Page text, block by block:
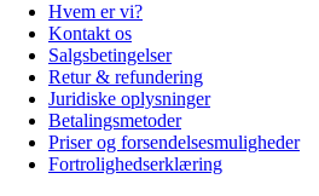
Hvem er vi?
Kontakt os
Salgsbetingelser
Retur & refundering
Juridiske oplysninger
Betalingsmetoder
Priser og forsendelsesmuligheder
Fortrolighedserklæring